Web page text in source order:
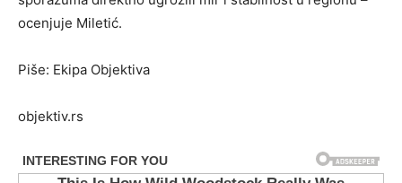
ocenjuje Miletić.
Piše: Ekipa Objektiva
objektiv.rs